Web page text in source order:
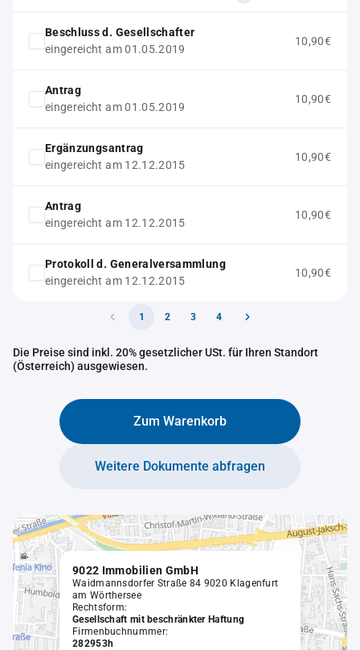
Beschluss d. Gesellschafter
eingereicht am 01.05.2019
10,90€
Antrag
eingereicht am 01.05.2019
10,90€
Ergänzungsantrag
eingereicht am 12.12.2015
10,90€
Antrag
eingereicht am 12.12.2015
10,90€
Protokoll d. Generalversammlung
eingereicht am 12.12.2015
10,90€
1 2 3 4
Die Preise sind inkl. 20% gesetzlicher USt. für Ihren Standort
(Österreich) ausgewiesen.
Zum Warenkorb
Weitere Dokumente abfragen
9022 Immobilien GmbH
Waidmannsdorfer Straße 84 9020 Klagenfurt
am Wörthersee
Rechtsform:
Gesellschaft mit beschränkter Haftung
Firmenbuchnummer:
282953h